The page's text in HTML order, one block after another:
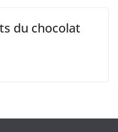
du chocolat